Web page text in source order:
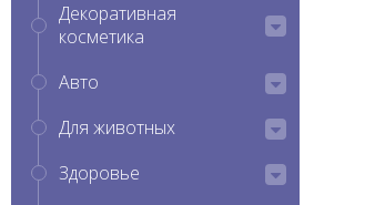
Декоративная
косметика
Авто
Для животных
Здоровье